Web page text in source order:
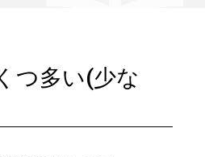
つ多い(少な